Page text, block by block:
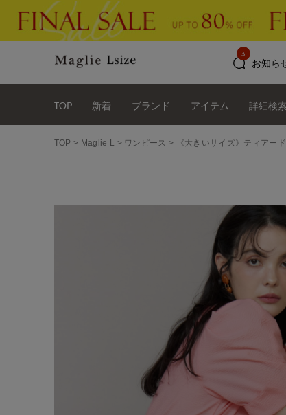
お知ら
3
TOP 新着 ブランド アイテム 詳細検索
TOP Maglie L ワンピース 《大きいサイズ》ティアー